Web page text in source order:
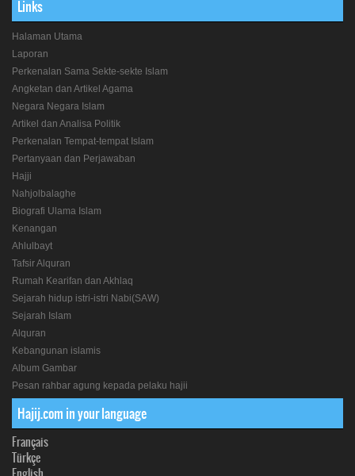
Links
Halaman Utama
Laporan
Perkenalan Sama Sekte-sekte Islam
Angketan dan Artikel Agama
Negara Negara Islam
Artikel dan Analisa Politik
Perkenalan Tempat-tempat Islam
Pertanyaan dan Perjawaban
Hajji
Nahjolbalaghe
Biografi Ulama Islam
Kenangan
Ahlulbayt
Tafsir Alquran
Rumah Kearifan dan Akhlaq
Sejarah hidup istri-istri Nabi(SAW)
Sejarah Islam
Alquran
Kebangunan islamis
Album Gambar
Pesan rahbar agung kepada pelaku hajii
Hajij.com in your language
Français
Türkçe